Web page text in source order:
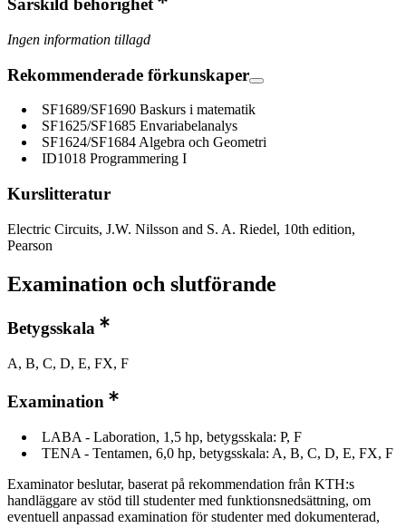
Särskild behörighet
Ingen information tillagd
Rekommenderade förkunskaper
SF1689/SF1690 Baskurs i matematik
SF1625/SF1685 Envariabelanalys
SF1624/SF1684 Algebra och Geometri
ID1018 Programmering I
Kurslitteratur
Electric Circuits, J.W. Nilsson and S. A. Riedel, 10th edition,
Pearson
Examination och slutförande
Betygsskala
A, B, C, D, E, FX, F
Examination
LABA - Laboration, 1,5 hp, betygsskala: P, F
TENA - Tentamen, 6,0 hp, betygsskala: A, B, C, D, E, FX, F
Examinator beslutar, baserat på rekommendation från KTH:s
handläggare av stöd till studenter med funktionsnedsättning, om
eventuell anpassad examination för studenter med dokumenterad,